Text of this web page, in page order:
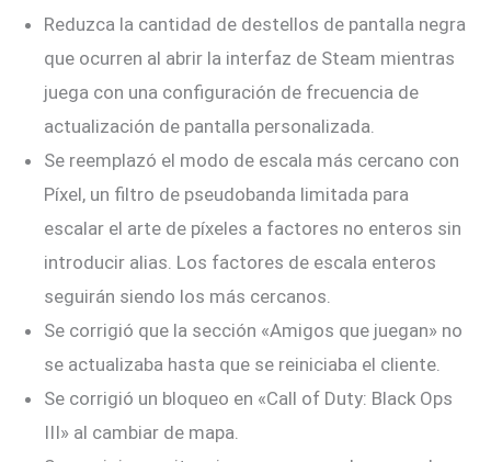
Reduzca la cantidad de destellos de pantalla negra
que ocurren al abrir la interfaz de Steam mientras
juega con una configuración de frecuencia de
actualización de pantalla personalizada.
Se reemplazó el modo de escala más cercano con
Píxel, un filtro de pseudobanda limitada para
escalar el arte de píxeles a factores no enteros sin
introducir alias. Los factores de escala enteros
seguirán siendo los más cercanos.
Se corrigió que la sección «Amigos que juegan» no
se actualizaba hasta que se reiniciaba el cliente.
Se corrigió un bloqueo en «Call of Duty: Black Ops
III» al cambiar de mapa.